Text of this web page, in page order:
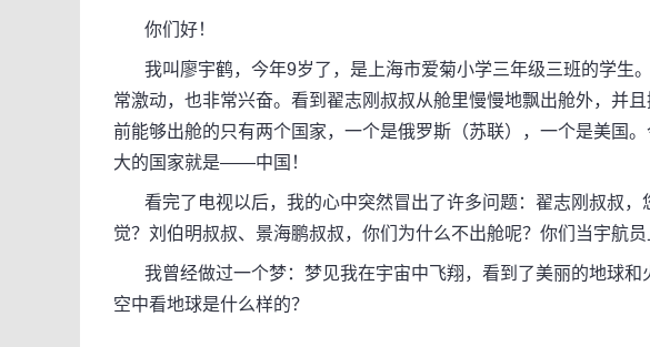
你们好！
我叫廖宇鹤，今年9岁了，是上海市爱菊小学三年级三班的学生。
常激动，也非常兴奋。看到翟志刚叔叔从舱里慢慢地飘出舱外，并
前能够出舱的只有两个国家，一个是俄罗斯（苏联），一个是美国
大的国家就是——中国！
看完了电视以后，我的心中突然冒出了许多问题：翟志刚叔叔，
觉？刘伯明叔叔、景海鹏叔叔，你们为什么不出舱呢？你们当宇航员
我曾经做过一个梦：梦见我在宇宙中飞翔，看到了美丽的地球和
空中看地球是什么样的？